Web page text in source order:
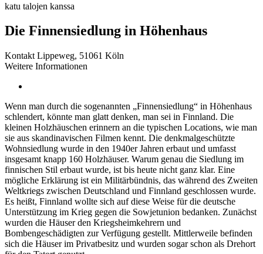
katu talojen kanssa
Die Finnensiedlung in Höhenhaus
Kontakt Lippeweg, 51061 Köln
Weitere Informationen
Wenn man durch die sogenannten „Finnensiedlung“ in Höhenhaus
schlendert, könnte man glatt denken, man sei in Finnland. Die
kleinen Holzhäuschen erinnern an die typischen Locations, wie man
sie aus skandinavischen Filmen kennt. Die denkmalgeschützte
Wohnsiedlung wurde in den 1940er Jahren erbaut und umfasst
insgesamt knapp 160 Holzhäuser. Warum genau die Siedlung im
finnischen Stil erbaut wurde, ist bis heute nicht ganz klar. Eine
mögliche Erklärung ist ein Militärbündnis, das während des Zweiten
Weltkriegs zwischen Deutschland und Finnland geschlossen wurde.
Es heißt, Finnland wollte sich auf diese Weise für die deutsche
Unterstützung im Krieg gegen die Sowjetunion bedanken. Zunächst
wurden die Häuser den Kriegsheimkehrern und
Bombengeschädigten zur Verfügung gestellt. Mittlerweile befinden
sich die Häuser im Privatbesitz und wurden sogar schon als Drehort